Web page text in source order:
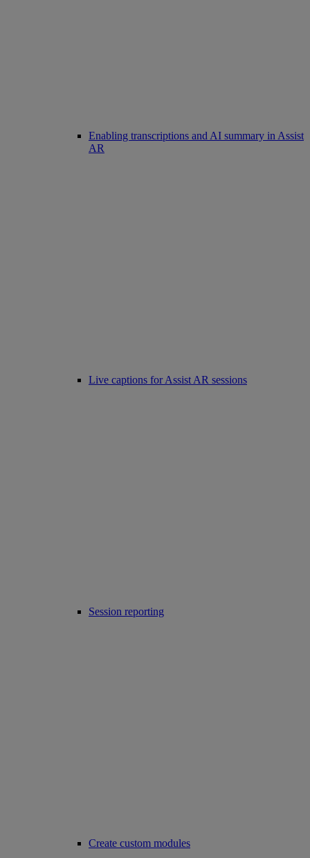
Enabling transcriptions and AI summary in Assist
AR
Live captions for Assist AR sessions
Session reporting
Create custom modules